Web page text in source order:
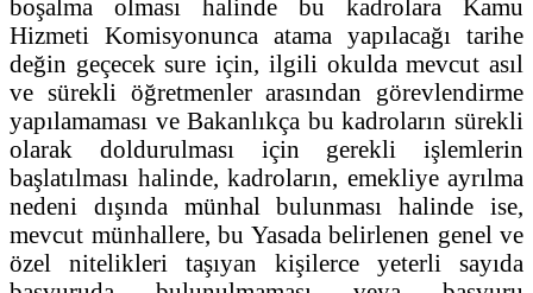
boşalma olması halinde bu kadrolara Kamu
Hizmeti Komisyonunca atama yapılacağı tarihe
değin geçecek sure için, ilgili okulda mevcut asıl
ve sürekli öğretmenler arasından görevlendirme
yapılamaması ve Bakanlıkça bu kadroların sürekli
olarak doldurulması için gerekli işlemlerin
başlatılması halinde, kadroların, emekliye ayrılma
nedeni dışında münhal bulunması halinde ise,
mevcut münhallere, bu Yasada belirlenen genel ve
özel nitelikleri taşıyan kişilerce yeterli sayıda